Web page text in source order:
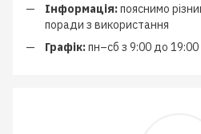
Інформація:пояснимо
поради з використання
Графік:пн–сб з 9:00 до 19:00